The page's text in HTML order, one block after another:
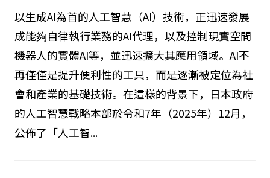
以生成AI為首的人工智慧（AI）技術，正迅速發展
成能夠自律執行業務的AI代理，以及控制現實空間
機器人的實體AI等，並迅速擴大其應用領域。AI不
再僅僅是提升便利性的工具，而是逐漸被定位為社
會和產業的基礎技術。在這樣的背景下，日本政府
的人工智慧戰略本部於令和7年（2025年）12月，
公佈了「人工智...